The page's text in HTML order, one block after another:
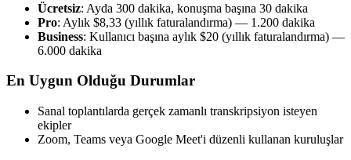
Ücretsiz: Ayda 300 dakika, konuşma başına 30 dakika
Pro: Aylık $8,33 (yıllık faturalandırma) — 1.200 dakika
Business: Kullanıcı başına aylık $20 (yıllık faturalandırma) —
6.000 dakika
En Uygun Olduğu Durumlar
Sanal toplantılarda gerçek zamanlı transkripsiyon isteyen
ekipler
Zoom, Teams veya Google Meet'i düzenli kullanan kuruluşlar